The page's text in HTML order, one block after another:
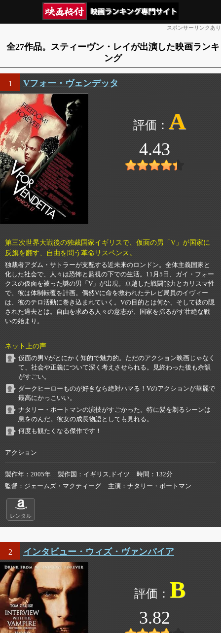
スポンサーリンクあり
全27作品。スティーヴン・レイが出演した映画ランキ
ング
1 Vフォー・ヴェンデッタ
A
4.43
第三次世界大戦後の独裁国家イギリスで、仮面の男「V」が国家に
反旗を翻す、自由を問う革命サスペンス。
独裁者アダム・サトラーが支配する近未来のロンドン。全体主義国家と
化した社会で、人々は恐怖と監視の下での生活。11月5日、ガイ・フォー
クスの仮面を被った謎の男「V」が出現。卓越した戦闘能力とカリスマ性
で、彼は体制転覆を計画。偶然Vに命を救われたテレビ局員のイヴィー
は、彼のテロ活動に巻き込まれていく。Vの目的とは何か、そして彼の隠
された過去とは。自由を求める人々の意志が、国家を揺るがす壮絶な戦
いの始まり。
ネット上の声
仮面の男Vがとにかく知的で魅力的。ただのアクション映画じゃなく
て、社会や正義について深く考えさせられる。見終わった後も余韻
がすごい。
ダークヒーローものが好きなら絶対ハマる！Vのアクションが華麗で
最高にかっこいい。
ナタリー・ポートマンの演技がすごかった。特に髪を剃るシーンは
息をのんだ。彼女の成長物語としても見れる。
何度も観たくなる傑作です！
アクション
製作年 2005年 製作国 イギリス,ドイツ 時間
132分
監督
ジェームズ・マクティーグ 主演 ナタリー・ポートマン
レンタル
2 インタビュー・ウィズ・ヴァンパイア
B
3.82